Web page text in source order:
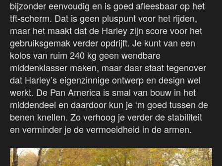
bijzonder eenvoudig en is goed afleesbaar op het
tft-scherm. Dat is geen pluspunt voor het rijden,
maar het maakt dat de Harley zijn score voor het
gebruiksgemak verder opdrijft. Je kunt van een
kolos van ruim 240 kg geen wendbare
middenklasser maken, maar daar staat tegenover
dat Harley’s eigenzinnige ontwerp en design wel
werkt. De Pan America is smal van bouw in het
middendeel en daardoor kun je ‘m goed tussen de
benen knellen. Zo verhoog je verder de stabiliteit
en verminder je de vermoeidheid in de armen.